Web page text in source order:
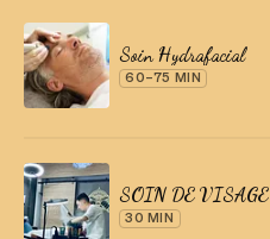
Soin Hydrafacial
60–75 MIN
SOIN DE VISAGE
30 MIN